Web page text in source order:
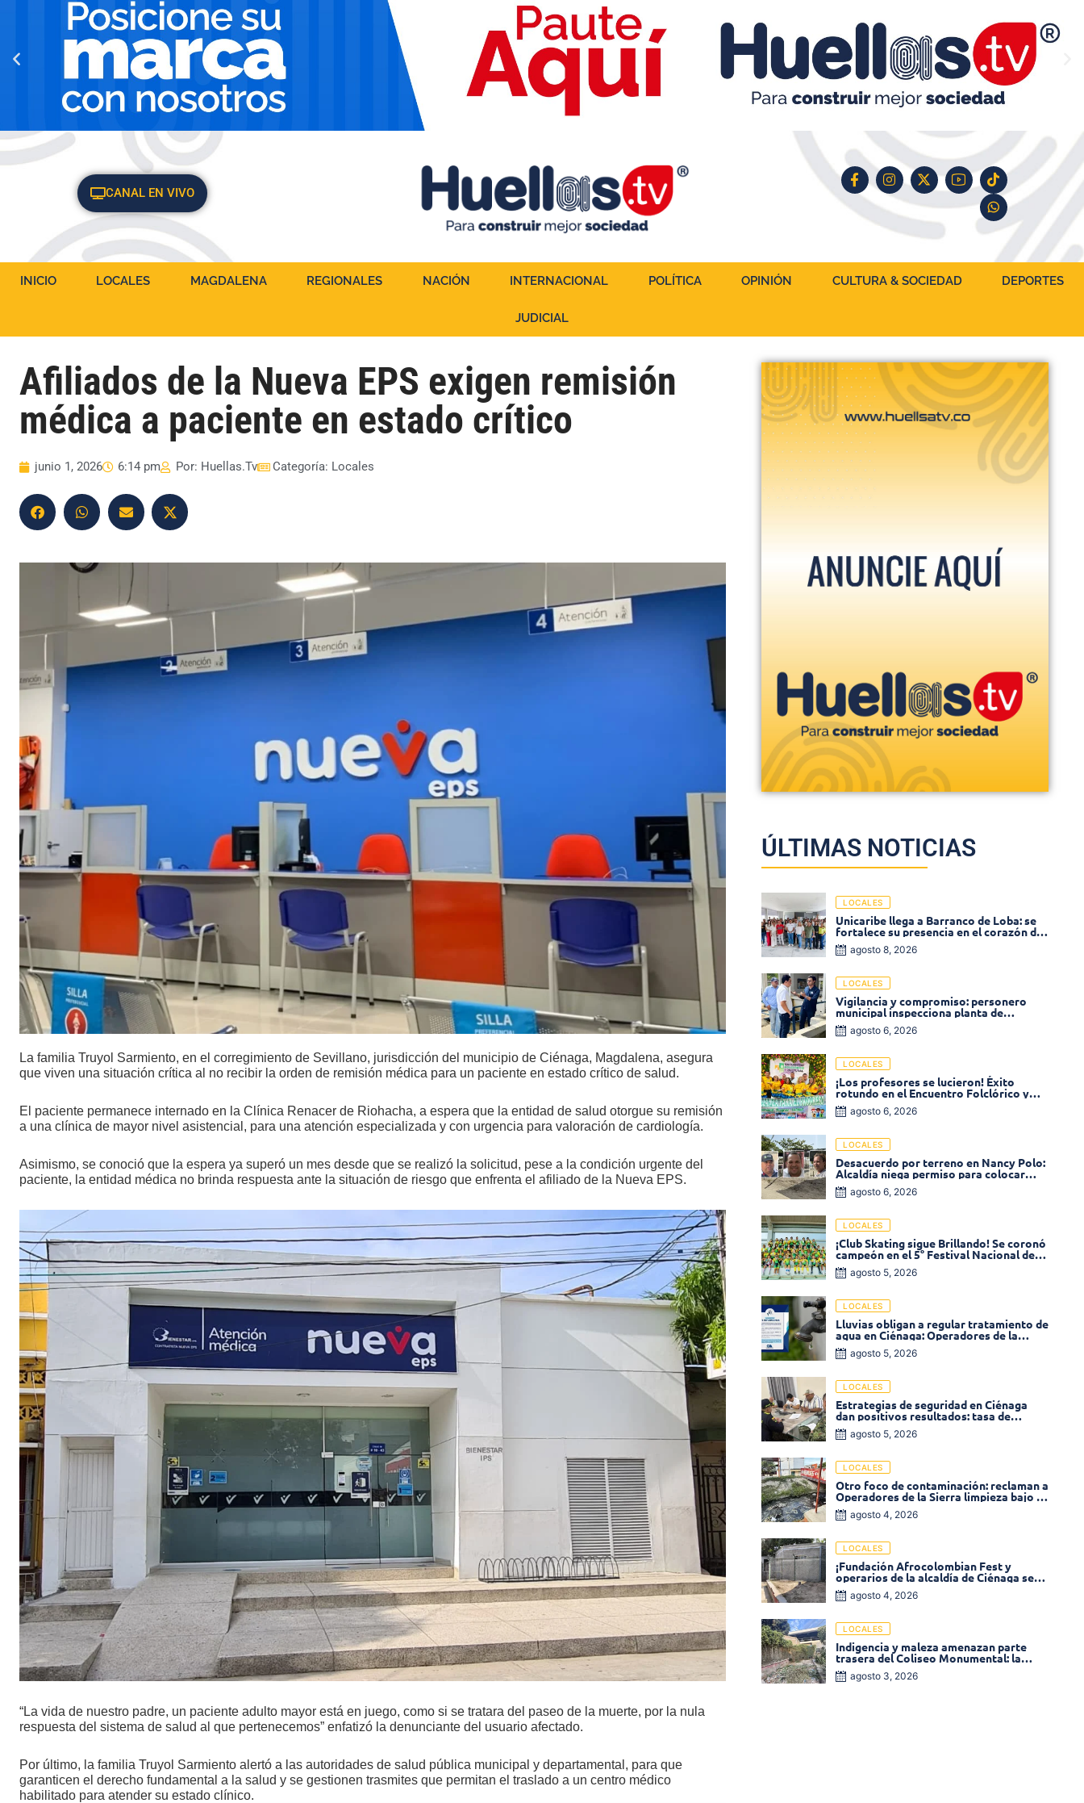
CANAL EN VIVO
INICIO LOCALES MAGDALENA REGIONALES NACIÓN INTERNACIONAL POLÍTICA OPINIÓN CULTURA & SOCIEDAD DEPORTES
JUDICIAL
Afiliados de la Nueva EPS exigen remisión
médica a paciente en estado crítico
junio 1, 2026 6:14 pm Por: Huellas.Tv Categoría: Locales
La familia Truyol Sarmiento, en el corregimiento de Sevillano, jurisdicción del municipio de Ciénaga, Magdalena, asegura
que viven una situación crítica al no recibir la orden de remisión médica para un paciente en estado crítico de salud.
El paciente permanece internado en la Clínica Renacer de Riohacha, a espera que la entidad de salud otorgue su remisión
a una clínica de mayor nivel asistencial, para una atención especializada y con urgencia para valoración de cardiología.
Asimismo, se conoció que la espera ya superó un mes desde que se realizó la solicitud, pese a la condición urgente del
paciente, la entidad médica no brinda respuesta ante la situación de riesgo que enfrenta el afiliado de la Nueva EPS.
“La vida de nuestro padre, un paciente adulto mayor está en juego, como si se tratara del paseo de la muerte, por la nula
respuesta del sistema de salud al que pertenecemos” enfatizó la denunciante del usuario afectado.
Por último, la familia Truyol Sarmiento alertó a las autoridades de salud pública municipal y departamental, para que
garanticen el derecho fundamental a la salud y se gestionen trasmites que permitan el traslado a un centro médico
habilitado para atender su estado clínico.
ÚLTIMAS NOTICIAS
LOCALES
Unicaribe llega a Barranco de Loba: se
fortalece su presencia en el corazón del
departamento de Bolívar
agosto 8, 2026
LOCALES
Vigilancia y compromiso: personero
municipal inspecciona planta de
tratamiento de agua
agosto 6, 2026
LOCALES
¡Los profesores se lucieron! Éxito
rotundo en el Encuentro Folclórico y
Cultural del Magisterio 2026 en Ciénaga
agosto 6, 2026
LOCALES
Desacuerdo por terreno en Nancy Polo:
Alcaldía niega permiso para colocar
venta de comidas
agosto 6, 2026
LOCALES
¡Club Skating sigue Brillando! Se coronó
campeón en el 5° Festival Nacional de
Patinaje «Soledad sobre Ruedas»
agosto 5, 2026
LOCALES
Lluvias obligan a regular tratamiento de
agua en Ciénaga: Operadores de la
Sierra anuncia baja presión en varios
sectores
agosto 5, 2026
LOCALES
Estrategias de seguridad en Ciénaga
dan positivos resultados: tasa de
homicidios disminuyó un 58% en 2026
agosto 5, 2026
LOCALES
Otro foco de contaminación: reclaman a
Operadores de la Sierra limpieza bajo el
puente de la calle 19 con carrera 11
agosto 4, 2026
LOCALES
¡Fundación Afrocolombian Fest y
operarios de la alcaldía de Ciénaga se
ponen la 10! Realizan limpieza de la
parte posterior del Coliseo
agosto 4, 2026
LOCALES
Indigencia y maleza amenazan parte
trasera del Coliseo Monumental: la
comunidad exige acción inmediata!
agosto 3, 2026